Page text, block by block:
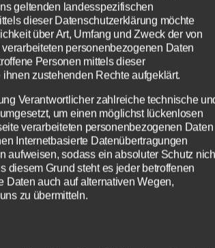
geltenden landesspezifischen
dieser Datenschutzerklärung möchte
über Art, Umfang und Zweck der von
personenbezogenen Daten
Personen mittels dieser
zustehenden Rechte aufgeklärt.
Verantwortlicher zahlreiche technische
um einen möglichst lückenlosen
verarbeiteten personenbezogenen Daten
Internetbasierte Datenübertragungen
aufweisen, sodass ein absoluter Schutz
diesem Grund steht es jeder betroffenen
Daten auch auf alternativen Wegen,
zu übermitteln.